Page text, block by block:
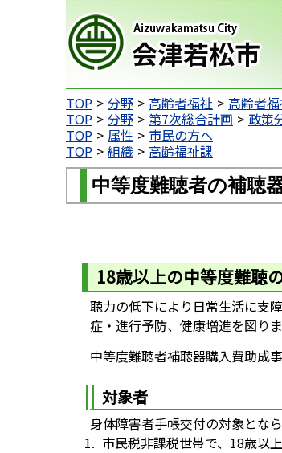
TOP
分野 高齢者福祉
高齢者
TOP
分野 第7次総合計画
政策
TOP
属性
市民の方へ
TOP
組織 高齢福祉課
中等度難聴者の補聴
18歳以上の中等度難聴
聴力の低下により日常生活に支
症・進行予防、健康増進を図り
中等度難聴者補聴器購入費助成
対象者
身体障害者手帳交付の対象とな
市民税非課税世帯で、18歳以